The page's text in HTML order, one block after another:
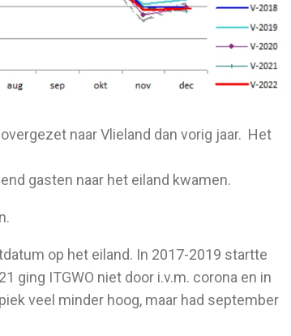
naar Vlieland dan vorig jaar. Het
gasten naar het eiland kwamen.
op het eiland. In 2017-2019 startte
ging ITGWO niet door i.v.m. corona en in
veel minder hoog, maar had september